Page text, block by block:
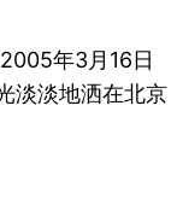
年3月16日
淡淡地洒在北京